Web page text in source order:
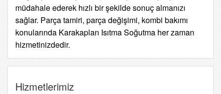
müdahale ederek hızlı bir şekilde sonuç almanızı
sağlar. Parça tamiri, parça değişimi, kombi bakımı
konularında Karakaplan Isıtma Soğutma her zaman
hizmetinizdedir.
Hizmetlerimiz